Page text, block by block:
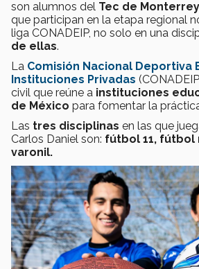
son alumnos del Tec de
que participan en la etapa regional
liga CONADEIP, no solo en una
de ellas.
La Comisión Nacional Deportiva
Instituciones Privadas
civil que reúne a instituciones
de México para fomentar la
Las tres disciplinas en las que
Carlos Daniel son: fútbol 11,
varonil.